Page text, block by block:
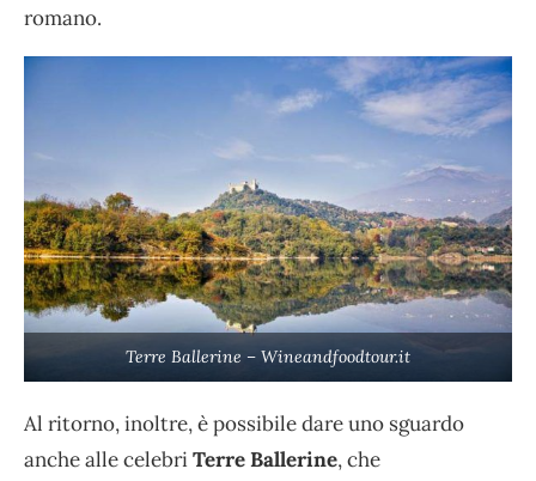
romano.
Terre Ballerine – Wineandfoodtour.it
Al ritorno, inoltre, è possibile dare uno sguardo
anche alle celebriTerre Ballerine, che